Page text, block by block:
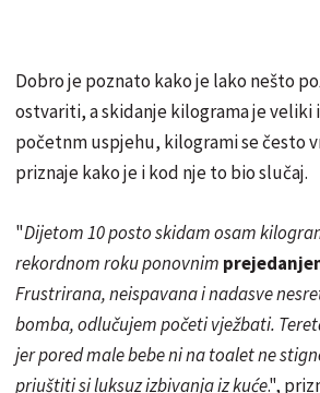
Dobro je poznato kako je lako nešto
ostvariti, a skidanje kilograma je veliki
početnm uspjehu, kilogrami se često
priznaje kako je i kod nje to bio slučaj.
"Dijetom 10 posto skidam osam
rekordnom roku ponovnim
Frustrirana, neispavana i nadasve
bomba, odlučujem početi vježbati.
jer pored male bebe ni na toalet ne
priuštiti si luksuz izbivanja iz kuće.",